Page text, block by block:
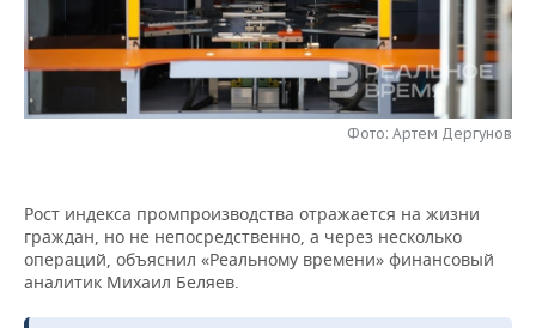
ОПК
ЭНЕРГЕТИКА
ТРАНСПОРТ
УСЛУГИ
IT
МЕДИА
НОВОСТИ МЕРОПРИЯТИЙ
ВЫЕЗДНАЯ РЕДАКЦИЯ
ОТКРЫТАЯ ЛЕКЦИЯ
СПОРТ
НОВОСТИ СПОРТА
БАСКЕТБОЛ
ОБЩЕСТВО
ИНФРАСТРУКТУРА
СПРАВОЧНИК
Фото: Артем Дергунов
Рост индекса промпроизводства отражается на жизни
граждан, но не непосредственно, а через несколько
операций, объяснил «Реальному времени» финансовый
аналитик Михаил Беляев.